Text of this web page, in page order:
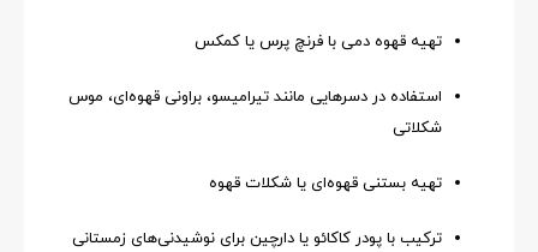
تهیه قهوه دمی با فرنچ پرس یا کمکس
استفاده در دسرهایی مانند تیرامیسو، براونی قهوه‌ای، موس
شکلاتی
تهیه بستنی قهوه‌ای یا شکلات قهوه
ترکیب با پودر کاکائو یا دارچین برای نوشیدنی‌های زمستانی